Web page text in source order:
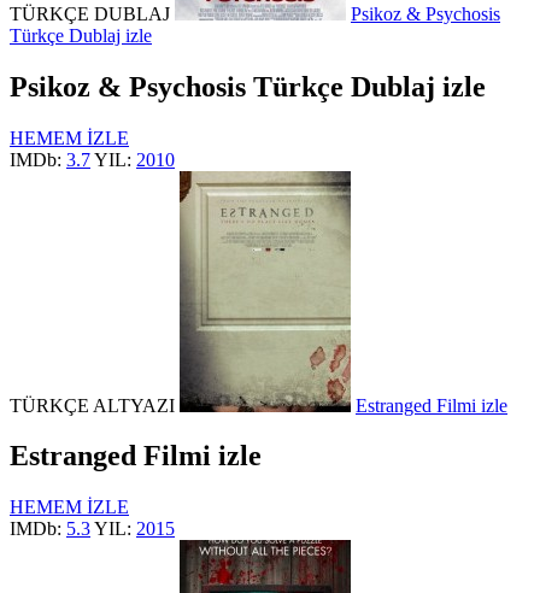
TÜRKÇE DUBLAJ
Psikoz & Psychosis
Türkçe Dublaj izle
Psikoz & Psychosis Türkçe Dublaj izle
HEMEM İZLE
IMDb: 3.7YIL: 2010
TÜRKÇE ALTYAZI Estranged Filmi izle
Estranged Filmi izle
HEMEM İZLE
IMDb: 5.3YIL: 2015